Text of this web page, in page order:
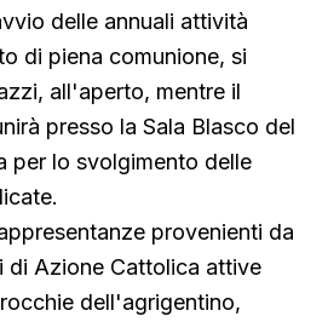
delle annuali attività
di piena comunione, si
all'aperto, mentre il
presso la Sala Blasco del
per lo svolgimento delle
provenienti da
di Azione Cattolica attive
dell'agrigentino,